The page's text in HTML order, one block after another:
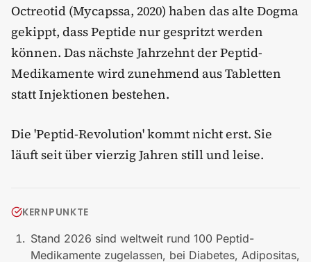
Octreotid (Mycapssa, 2020) haben das alte Dogma
gekippt, dass Peptide nur gespritzt werden
können. Das nächste Jahrzehnt der Peptid-
Medikamente wird zunehmend aus Tabletten
statt Injektionen bestehen.
Die 'Peptid-Revolution' kommt nicht erst. Sie
läuft seit über vierzig Jahren still und leise.
KERNPUNKTE
Stand 2026 sind weltweit rund 100 Peptid-
Medikamente zugelassen, bei Diabetes, Adipositas,